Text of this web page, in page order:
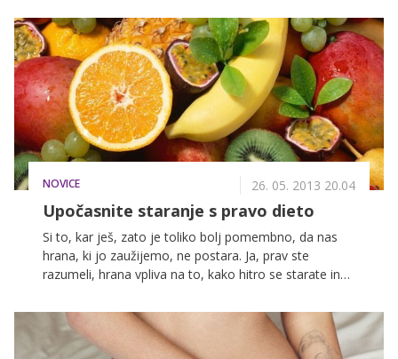
alkoholu se je začelo v študentskih časih in se je v
letih slave le še okrepilo, zaradi česar je leta 2009
dosegla dno. Iz pekla ji je pomagal brat, ki ni mogel
več gledati, kako si sama koplje jamo.
NOVICE 26. 05. 2013 20.04
Upočasnite staranje s pravo dieto
Si to, kar ješ, zato je toliko bolj pomembno, da nas
hrana, ki jo zaužijemo, ne postara. Ja, prav ste
razumeli, hrana vpliva na to, kako hitro se starate in
čudite, če uporabljate kakšno super kremo za obraz,
učinkov pa ni in ni. Morda pa uživate hrano, ki vašemu
organizmu prej škodi, kot koristi.